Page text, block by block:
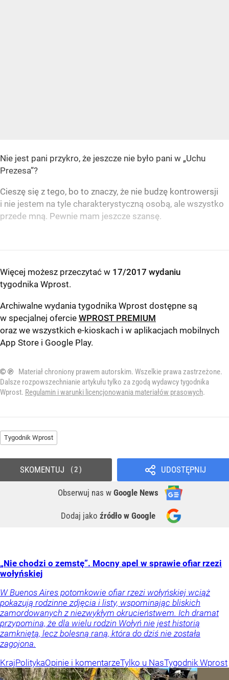
Nie jest pani przykro, że jeszcze nie było pani w „Uchu
Prezesa”?
Cieszę się z tego, bo to znaczy, że nie budzę kontrowersji
i nie jestem na tyle charakterystyczną osobą, ale wszystko
przede mną. Pewnie mam jeszcze szansę.
Więcej możesz przeczytać w 17/2017 wydaniu
tygodnika Wprost.
Archiwalne wydania tygodnika Wprost dostępne są
w specjalnej ofercie WPROST PREMIUM
oraz we wszystkich e-kioskach i w aplikacjach mobilnych
App Store i Google Play.
© ℗
Materiał chroniony prawem autorskim. Wszelkie prawa zastrzeżone.
Dalsze rozpowszechnianie artykułu tylko za zgodą wydawcy tygodnika
Wprost. Regulamin i warunki licencjonowania materiałów prasowych.
Tygodnik Wprost
UDOSTĘPNIJ
Obserwuj nas w Google News
Dodaj jako źródło w Google
SKOMENTUJ 2
„Nie chodzi o zemstę”. Mocny apel w sprawie ofiar rzezi
wołyńskiej
W Buenos Aires potomkowie ofiar rzezi wołyńskiej wciąż
pokazują rodzinne zdjęcia i listy, wspominając bliskich
zamordowanych z niezwykłym okrucieństwem. Ich dramat
przypomina, że dla wielu rodzin Wołyń nie jest historią
zamkniętą, lecz bolesną raną, która do dziś nie została
zagojona.
KrajPolitykaOpinie i komentarzeTylko u NasTygodnik Wprost